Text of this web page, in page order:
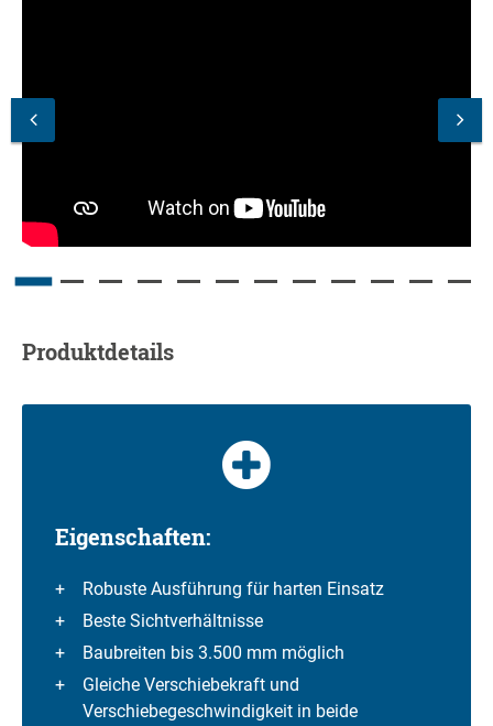
Produktdetails
Eigenschaften:
Robuste Ausführung für harten Einsatz
Beste Sichtverhältnisse
Baubreiten bis 3.500 mm möglich
Gleiche Verschiebekraft und
Verschiebegeschwindigkeit in beide